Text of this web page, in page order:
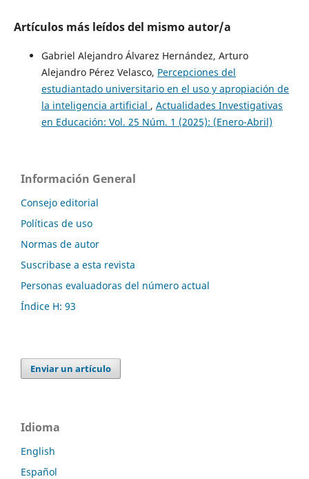
Artículos más leídos del mismo autor/a
Gabriel Alejandro Álvarez Hernández, Arturo
Alejandro Pérez Velasco, Percepciones del
estudiantado universitario en el uso y apropiación de
la inteligencia artificial , Actualidades Investigativas
en Educación: Vol. 25 Núm. 1 (2025): (Enero-Abril)
Información General
Consejo editorial
Políticas de uso
Normas de autor
Suscribase a esta revista
Personas evaluadoras del número actual
Índice H: 93
Enviar un artículo
Idioma
English
Español